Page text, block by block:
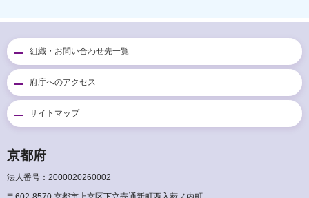
組織・お問い合わせ先一覧
府庁へのアクセス
サイトマップ
京都府
法人番号：2000020260002